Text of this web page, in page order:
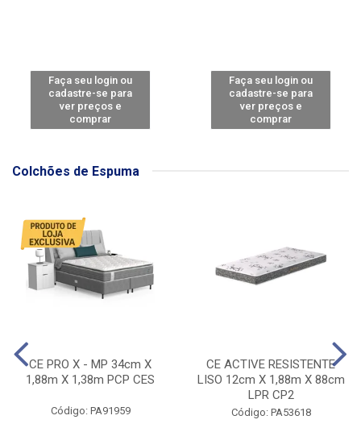
Faça seu login ou
cadastre-se para
ver preços e
comprar
Faça seu login ou
cadastre-se para
ver preços e
comprar
Colchões de Espuma
CE PRO X - MP 34cm X
1,88m X 1,38m PCP CES
Código: PA91959
CE ACTIVE RESISTENTE
LISO 12cm X 1,88m X 88cm
LPR CP2
Código: PA53618